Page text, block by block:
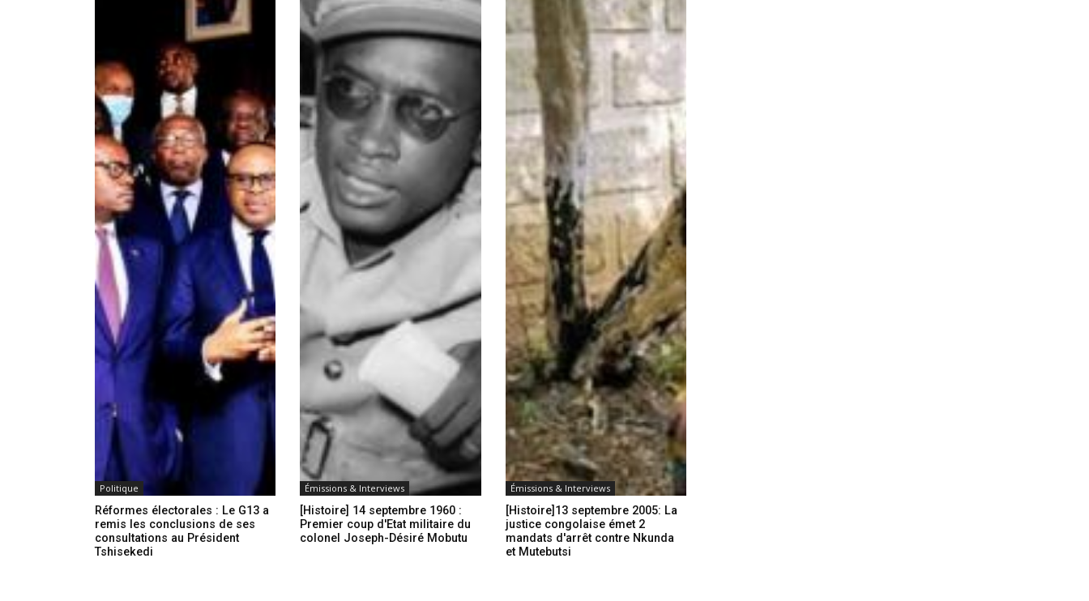
Politique
Réformes électorales : Le G13 a
remis les conclusions de ses
consultations au Président
Tshisekedi
Émissions & Interviews
[Histoire] 14 septembre 1960 :
Premier coup d'Etat militaire du
colonel Joseph-Désiré Mobutu
Émissions & Interviews
[Histoire]13 septembre 2005: La
justice congolaise émet 2
mandats d'arrêt contre Nkunda
et Mutebutsi